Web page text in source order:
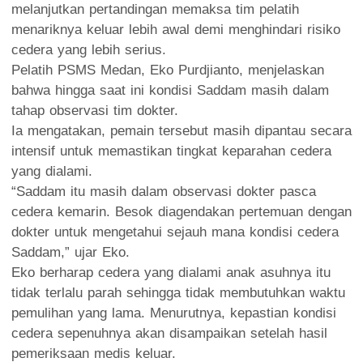
melanjutkan pertandingan memaksa tim pelatih
menariknya keluar lebih awal demi menghindari risiko
cedera yang lebih serius.
Pelatih PSMS Medan, Eko Purdjianto, menjelaskan
bahwa hingga saat ini kondisi Saddam masih dalam
tahap observasi tim dokter.
Ia mengatakan, pemain tersebut masih dipantau secara
intensif untuk memastikan tingkat keparahan cedera
yang dialami.
“Saddam itu masih dalam observasi dokter pasca
cedera kemarin. Besok diagendakan pertemuan dengan
dokter untuk mengetahui sejauh mana kondisi cedera
Saddam,” ujar Eko.
Eko berharap cedera yang dialami anak asuhnya itu
tidak terlalu parah sehingga tidak membutuhkan waktu
pemulihan yang lama. Menurutnya, kepastian kondisi
cedera sepenuhnya akan disampaikan setelah hasil
pemeriksaan medis keluar.